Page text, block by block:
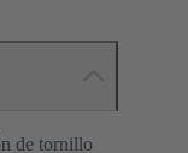
de tornillo